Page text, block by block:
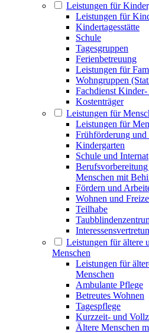
Leistungen für
Leistungen für
Kindertagesstätte
Schule
Tagesgruppen
Ferienbetreuung
Leistungen für
Wohngruppen
Fachdienst
Kostenträger
Leistungen für
Leistungen für
Frühförderung und
Kindergarten
Schule und Internat
Menschen mit
Fördern und
Wohnen und
Teilhabe
Leistungen für ältere
Menschen
Leistungen für
Menschen
Ambulante Pflege
Betreutes Wohnen
Tagespflege
Kurzzeit- und
Ältere Menschen